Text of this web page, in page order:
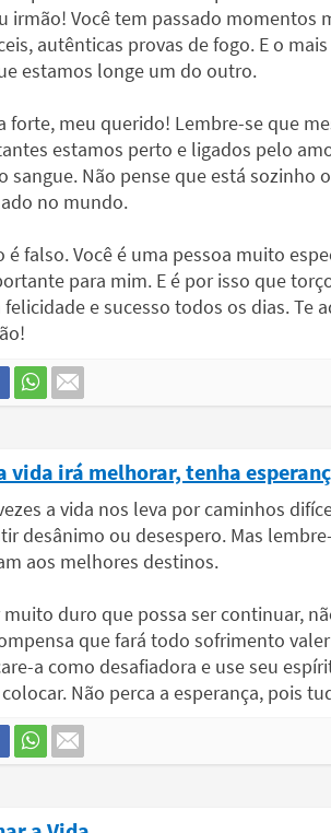
irmão! Você tem passado momentos
autênticas provas de fogo. E o
estamos longe um do outro.
forte, meu querido! Lembre-se que
estamos perto e ligados pelo
sangue. Não pense que está sozinho
no mundo.
é falso. Você é uma pessoa muito
para mim. E é por isso que
felicidade e sucesso todos os dias. Te
vida irá melhorar, tenha
a vida nos leva por caminhos
desânimo ou desespero. Mas
aos melhores destinos.
muito duro que possa ser continuar,
que fará todo sofrimento
a como desafiadora e use seu
Não perca a esperança, pois